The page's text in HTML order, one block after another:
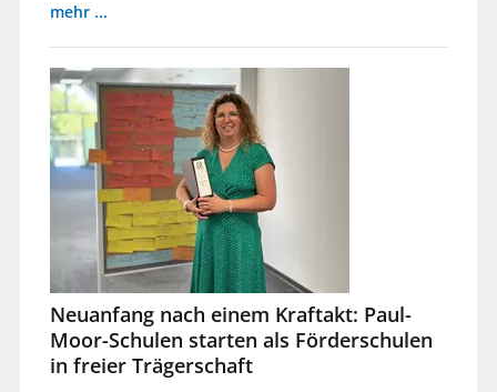
mehr ...
Neuanfang nach einem Kraftakt: Paul-
Moor-Schulen starten als Förderschulen
in freier Trägerschaft